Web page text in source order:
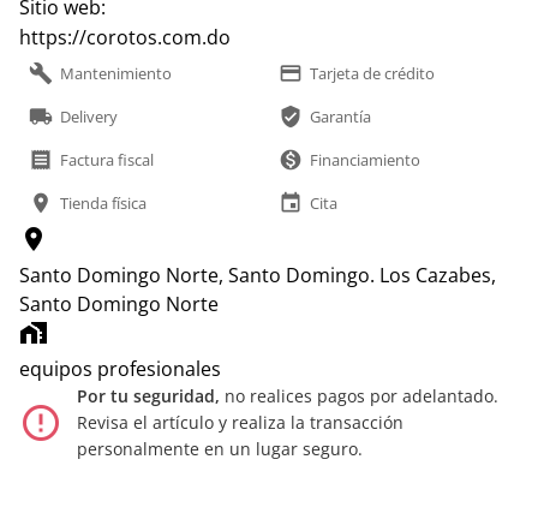
Sitio web:
https://corotos.com.do
build Mantenimiento payment Tarjeta de crédito
local_shipping Delivery verified_user Garantía
receipt Factura fiscal monetization_on Financiamiento
location_on Tienda física event Cita
location_on
Santo Domingo Norte, Santo Domingo. Los Cazabes,
Santo Domingo Norte
home_work
equipos profesionales
error_outline
Por tu seguridad, no realices pagos por adelantado.
Revisa el artículo y realiza la transacción
personalmente en un lugar seguro.